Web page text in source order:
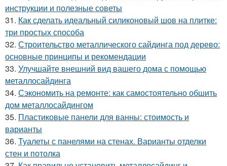
инструкции и полезные советы
31. Как сделать идеальный силиконовый шов на плитке:
три простых способа
32. Строительство металлического сайдинга под дерево:
основные принципы и рекомендации
33. Улучшайте внешний вид вашего дома с помощью
металлосайдинга
34. Сэкономить на ремонте: как самостоятельно обшить
дом металлосайдингом
35. Пластиковые панели для ванны: стоимость и
варианты
36. Туалеты с панелями на стенах. Варианты отделки
стен и потолка